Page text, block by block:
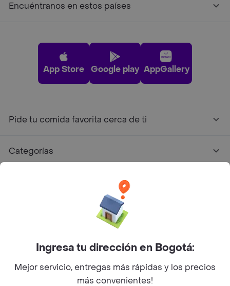
Encuéntranos en estos países
App Store Google play AppGallery
Pide tu comida favorita cerca de ti
Categorías
Facebook
Twitter
Instagram
©2026Rappi Inc. All rights reserved.
Ingresa tu dirección en Bogotá:
Mejor servicio, entregas más rápidas y los precios
más convenientes!